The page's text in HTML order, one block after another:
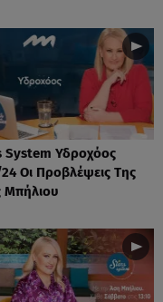
System Υδροχόος
Οι Προβλέψεις Της
Μπήλιου